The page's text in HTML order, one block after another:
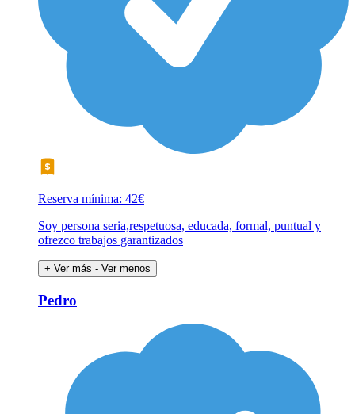
Reserva mínima: 42€
Soy persona seria,respetuosa, educada, formal, puntual y
ofrezco trabajos garantizados
+ Ver más - Ver menos
Pedro